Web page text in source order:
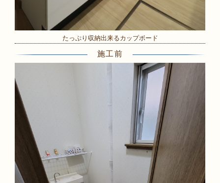
たっぷり収納出来るカップボード
施工前